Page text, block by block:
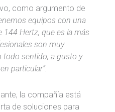
como argumento de
equipos con una
144 Hertz, que es la más
son muy
todo sentido, a gusto y
particular”.
la compañía está
de soluciones para